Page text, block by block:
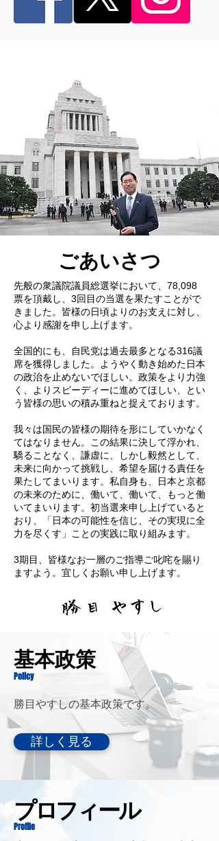
ごあいさつ
先般の衆議院議員総選挙において、78,098
票を頂戴し、3回目の当選を果たすことがで
きました。皆様の日頃よりのお支えに対し、
心より感謝を申し上げます。
全国的にも、自民党は過去最多となる316議
席を獲得しました。ようやく動き始めた日本
の政治を止めないでほしい。政策をより力強
く、よりスピーディーに進めてほしい、とい
う皆様の思いの積み重ねと捉えております。
我々は国民の皆様の期待を形にしていかなく
てはなりません。この結果に決して浮かれ、
驕ることなく、謙虚に、しかし毅然として、
未来に向かって挑戦し、希望を届ける責任を
果たしてまいります。私自身も、日本と京都
の未来のために、働いて、働いて、もっと働
いてまいります。初当選来申し上げていると
おり、「日本の可能性を信じ、その実現に全
力を尽くす」ことの実践に取り組みます。
3期目、皆様なお一層のご指導ご叱咤を賜り
ますよう。宜しくお願い申し上げます。
​基本政策
Policy
勝目やすしの基本政策です。
詳しく見る
プロフィール
Profile